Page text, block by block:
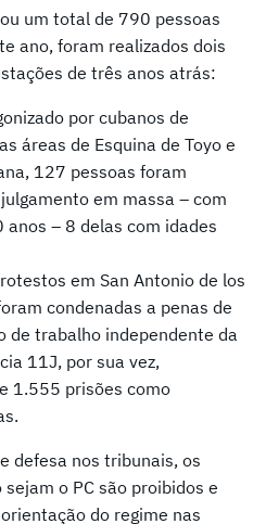
um total de 790 pessoas
ano, foram realizados dois
de três anos atrás:
por cubanos de
áreas de Esquina de Toyo e
127 pessoas foram
em massa – com
– 8 delas com idades
em San Antonio de los
condenadas a penas de
de trabalho independente da
11J, por sua vez,
1.555 prisões como
defesa nos tribunais, os
o PC são proibidos e
do regime nas